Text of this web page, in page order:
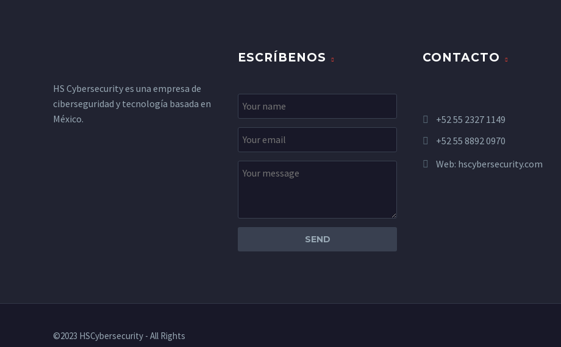
HS Cybersecurity es una empresa de
ciberseguridad y tecnología basada en
México.
ESCRÍBENOS CONTACTO
+52 55 2327 1149
+52 55 8892 0970
Web: hscybersecurity.com
©2023 HSCybersecurity - All Rights